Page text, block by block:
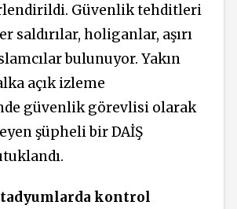
Güvenlik tehditleri
saldırılar, holiganlar, aşırı
bulunuyor. Yakın
açık izleme
güvenlik görevlisi olarak
şüpheli bir DAİŞ
kontrol